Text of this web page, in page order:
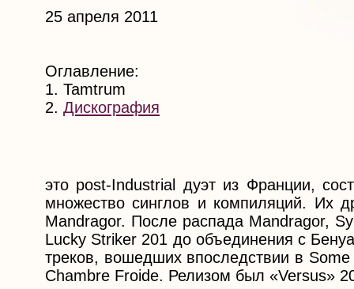
25 апреля 2011
Оглавление:
1. Tamtrum
2. Дискография
это post-Industrial дуэт из Франции,
множество синглов и компиляций. Их
Mandragor. После распада Mandragor,
Lucky Striker 201 до объединения с
треков, вошедших впоследствии в
Chambre Froide. Релизом был «Versus»